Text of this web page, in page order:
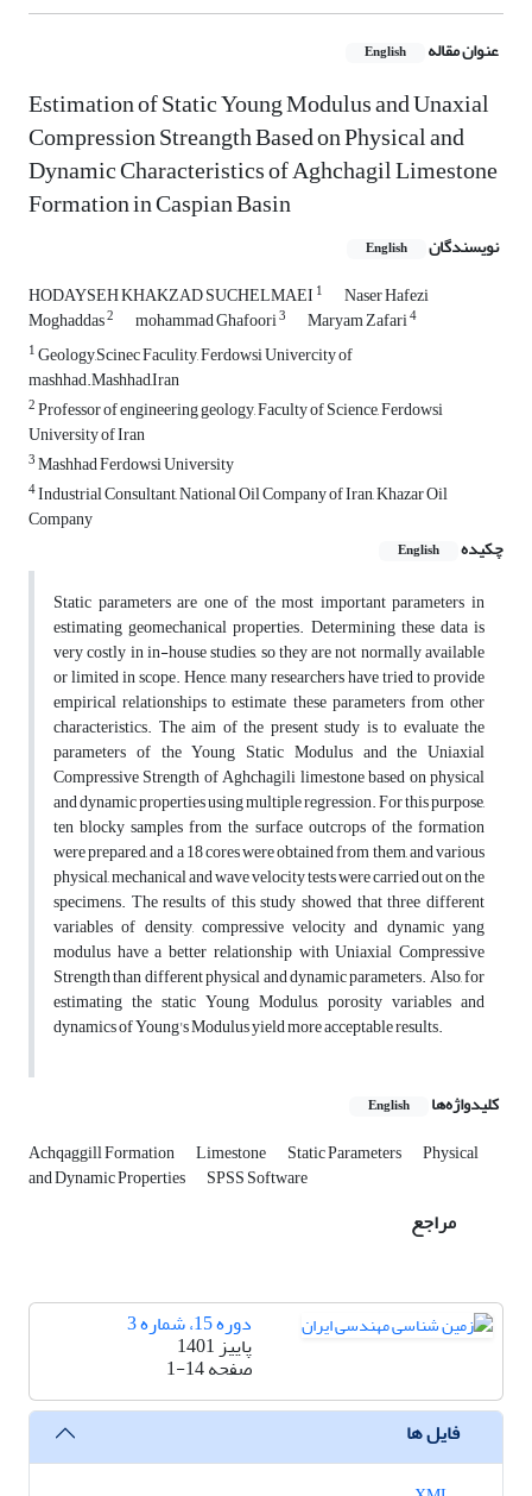
عنوان مقاله English
Estimation of Static Young Modulus and Unaxial
Compression Streangth Based on Physical and
Dynamic Characteristics of Aghchagil Limestone
Formation in Caspian Basin
نویسندگان English
HODAYSEH KHAKZAD SUCHELMAEI 1 Naser Hafezi
Moghaddas2 mohammad Ghafoori3 Maryam Zafari4
1Geology,Scinec Faculity, Ferdowsi Univercity of
mashhad.Mashhad,Iran
2Professor of engineering geology, Faculty of Science, Ferdowsi
University of Iran
3Mashhad Ferdowsi University
4Industrial Consultant, National Oil Company of Iran, Khazar Oil
Company
چکیده
English
Static parameters are one of the most important parameters in
estimating geomechanical properties. Determining these data is
very costly in in-house studies, so they are not normally available
or limited in scope. Hence, many researchers have tried to provide
empirical relationships to estimate these parameters from other
characteristics. The aim of the present study is to evaluate the
parameters of the Young Static Modulus and the Uniaxial
Compressive Strength of Aghchagili limestone based on physical
and dynamic properties using multiple regression. For this purpose,
ten blocky samples from the surface outcrops of the formation
were prepared, and a 18 cores were obtained from them, and various
physical, mechanical and wave velocity tests were carried out on the
specimens. The results of this study showed that three different
variables of density, compressive velocity and dynamic yang
modulus have a better relationship with Uniaxial Compressive
Strength than different physical and dynamic parameters. Also, for
estimating the static Young Modulus, porosity variables and
dynamics of Young's Modulus yield more acceptable results.
کلیدواژه‌ها English
Achqaggill Formation Limestone Static Parameters Physical
and Dynamic Properties SPSS Software
مراجع
دوره 15، شماره 3
پاییز 1401
صفحه1-14
فایل ها